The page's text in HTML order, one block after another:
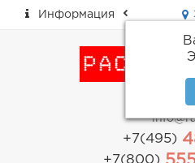
Информация
пн-пт:
+7(495)
+7(800)